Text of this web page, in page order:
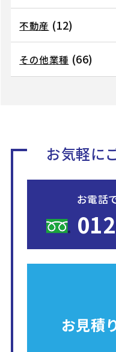
不動産 (12)
その他業種 (66)
お気軽に
お電話
お見積